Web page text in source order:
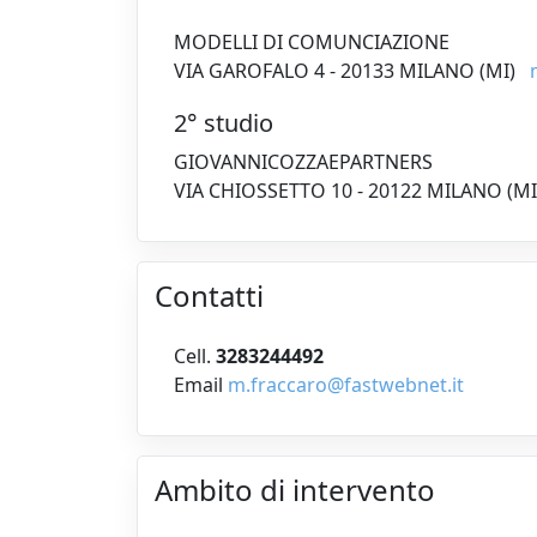
MODELLI DI COMUNCIAZIONE
VIA GAROFALO 4 - 20133 MILANO (MI)
2° studio
GIOVANNICOZZAEPARTNERS
VIA CHIOSSETTO 10 - 20122 MILANO
Contatti
Cell. 3283244492
Email m.fraccaro@fastwebnet.it
Ambito di intervento